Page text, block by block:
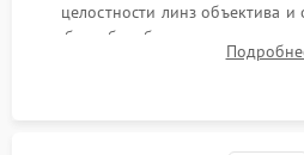
целостности линз объектива и
работы барабанчиков ввода
параллакса и зума.